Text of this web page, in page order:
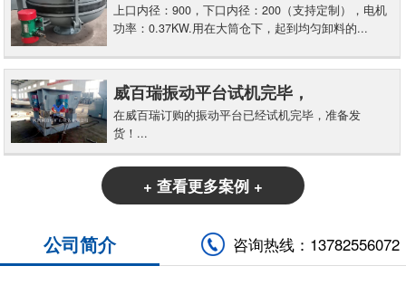
上口内径：900，下口内径：200（支持定制），电机
功率：0.37KW.用在大筒仓下，起到均匀卸料的...
威百瑞振动平台试机完毕，
在威百瑞订购的振动平台已经试机完毕，准备发
货！...
+ 查看更多案例 +
咨询热线：13782556072
公司简介